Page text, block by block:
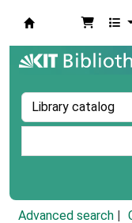
Advanced search